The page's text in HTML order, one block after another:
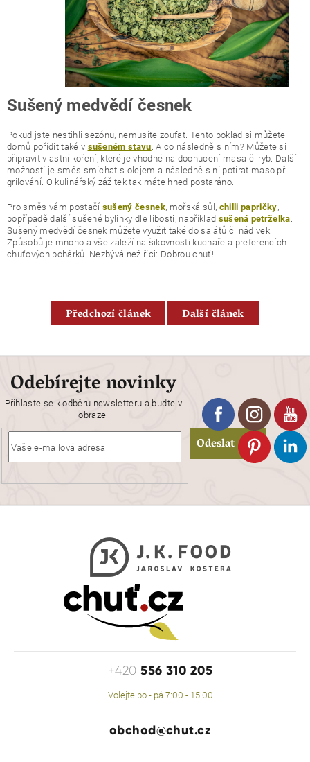
Sušený medvědí česnek
Pokud jste nestihli sezónu, nemusíte zoufat. Tento poklad si můžete
domů pořídit také v sušeném stavu. A co následně s ním? Můžete si
připravit vlastní koření, které je vhodné na dochucení masa či ryb. Další
možností je směs smíchat s olejem a následně s ní potírat maso při
grilování. O kulinářský zážitek tak máte hned postaráno.
Pro směs vám postačí sušený česnek, mořská sůl, chilli papričky,
popřípadě další sušené bylinky dle libosti, například sušená petrželka.
Sušený medvědí česnek můžete využít také do salátů či nádivek.
Způsobů je mnoho a vše záleží na šikovnosti kuchaře a preferencích
chuťových pohárků. Nezbývá než říci: Dobrou chuť!
Předchozí článek Další článek
Odebírejte novinky
Přihlaste se k odběru newsletteru a buďte v
obraze.
Odeslat
+420556 310 205
Volejte po - pá 7:00 - 15:00
obchod@chut.cz